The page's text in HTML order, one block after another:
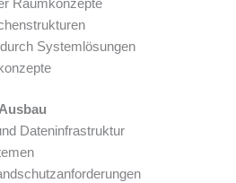
Raumkonzepte
Systemlösungen
Dateninfrastruktur